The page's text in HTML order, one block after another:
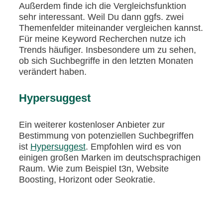
Außerdem finde ich die Vergleichsfunktion
sehr interessant. Weil Du dann ggfs. zwei
Themenfelder miteinander vergleichen kannst.
Für meine Keyword Recherchen nutze ich
Trends häufiger. Insbesondere um zu sehen,
ob sich Suchbegriffe in den letzten Monaten
verändert haben.
Hypersuggest
Ein weiterer kostenloser Anbieter zur
Bestimmung von potenziellen Suchbegriffen
ist Hypersuggest. Empfohlen wird es von
einigen großen Marken im deutschsprachigen
Raum. Wie zum Beispiel t3n, Website
Boosting, Horizont oder Seokratie.